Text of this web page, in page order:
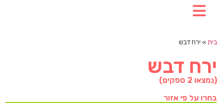
בית » ירח דבש
ירח דבש
(נמצאו 2 ספקים)
בחרו על פי אזור